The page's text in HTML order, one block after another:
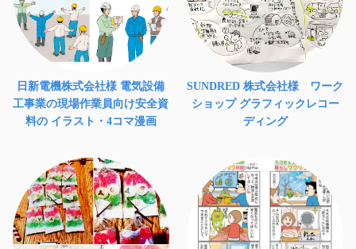
日新電機株式会社様 電気設備
工事業の現場作業員向け安全資
料の イラスト・4コマ漫画
SUNDRED 株式会社様 ワーク
ショップ グラフィックレコー
ディング